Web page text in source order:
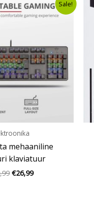
Sale!
mehaaniline
klaviatuur
hind
oli:
€26,99
price
is: